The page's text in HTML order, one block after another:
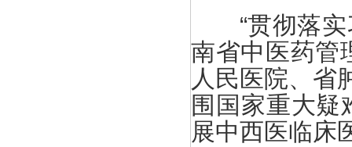
“贯彻落实
南省中医药管
人民医院、省
围国家重大疑
展中西医临床